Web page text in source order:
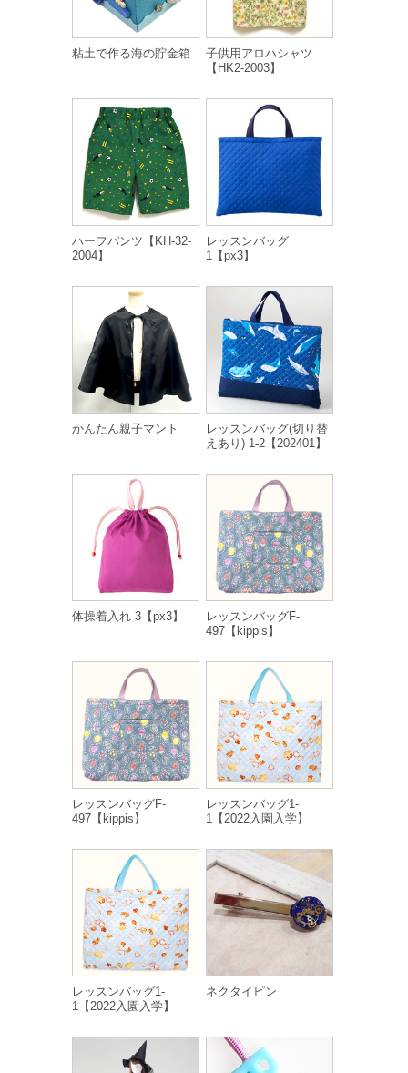
粘土で作る海の貯金箱
子供用アロハシャツ
【HK2-2003】
ハーフパンツ【KH-32-
2004】
レッスンバッグ
1【px3】
かんたん親子マント
レッスンバッグ(切り替
えあり) 1-2【202401】
体操着入れ 3【px3】
レッスンバッグF-
497【kippis】
レッスンバッグF-
497【kippis】
レッスンバッグ1-
1【2022入園入学】
レッスンバッグ1-
1【2022入園入学】
ネクタイピン